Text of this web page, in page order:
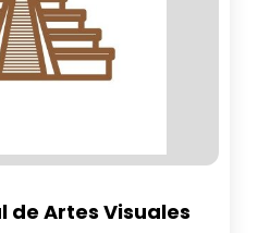
de Artes Visuales